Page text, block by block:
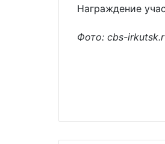
Награждение
Фото: cbs-